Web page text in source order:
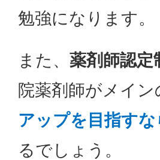
勉強になります。
また、 薬剤師認定
院薬剤師がメイ
アップを目指す
るでしょう。